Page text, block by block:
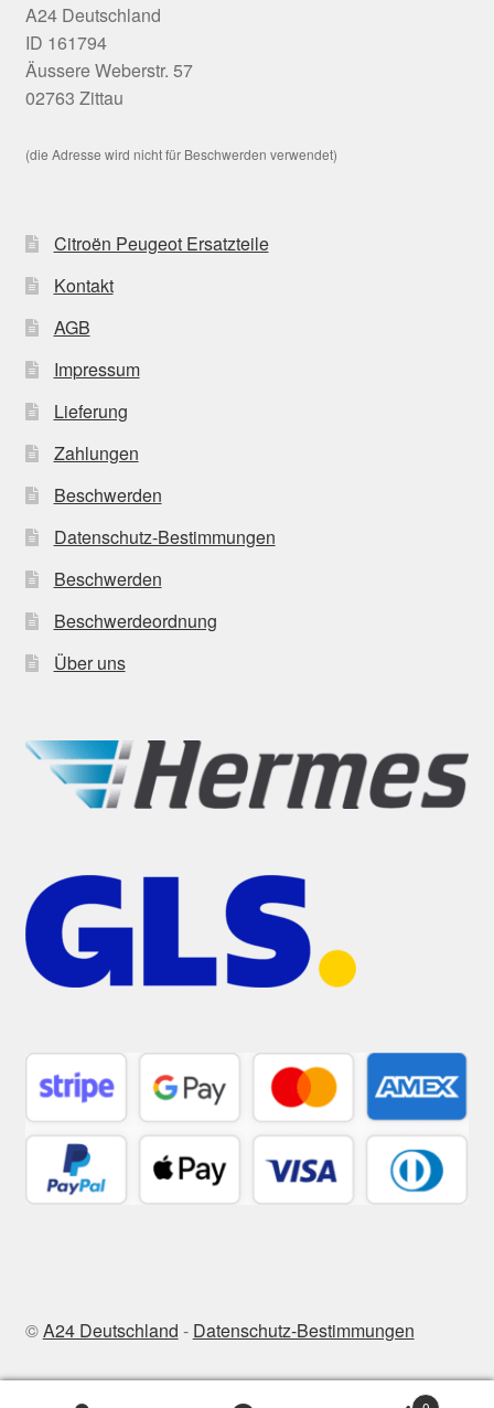
A24 Deutschland
ID 161794
Äussere Weberstr. 57
02763 Zittau
(die Adresse wird nicht für Beschwerden verwendet)
Citroën Peugeot Ersatzteile
Kontakt
AGB
Impressum
Lieferung
Zahlungen
Beschwerden
Datenschutz-Bestimmungen
Beschwerden
Beschwerdeordnung
Über uns
©A24 Deutschland - Datenschutz-Bestimmungen